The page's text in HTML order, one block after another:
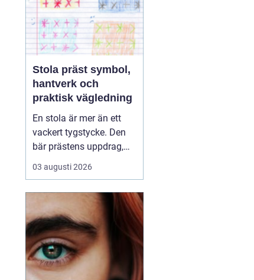
Stola präst symbol,
hantverk och
praktisk vägledning
En stola är mer än ett
vackert tygstycke. Den
bär prästens uppdrag,
kyrkans tradition och
församlingens bön på
kyrkor är stolan det
tydligaste tecknet på den
vigning och tjänst som
prästen bär. Samtidigt är
den ett bruksföremål
so...
03 augusti 2026